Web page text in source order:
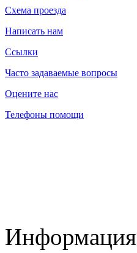
Схема проезда
Написать нам
Ссылки
Часто задаваемые вопросы
Оцените нас
Телефоны помощи
Информация